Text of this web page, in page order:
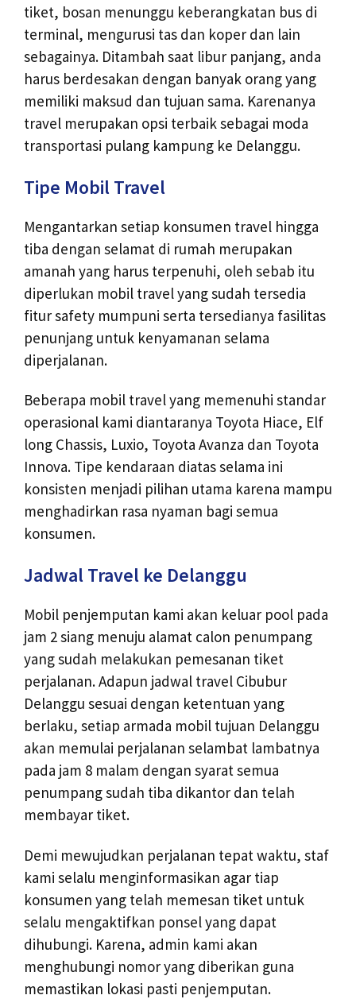
tiket, bosan menunggu keberangkatan bus di
terminal, mengurusi tas dan koper dan lain
sebagainya. Ditambah saat libur panjang, anda
harus berdesakan dengan banyak orang yang
memiliki maksud dan tujuan sama. Karenanya
travel merupakan opsi terbaik sebagai moda
transportasi pulang kampung ke Delanggu.
Tipe Mobil Travel
Mengantarkan setiap konsumen travel hingga
tiba dengan selamat di rumah merupakan
amanah yang harus terpenuhi, oleh sebab itu
diperlukan mobil travel yang sudah tersedia
fitur safety mumpuni serta tersedianya fasilitas
penunjang untuk kenyamanan selama
diperjalanan.
Beberapa mobil travel yang memenuhi standar
operasional kami diantaranya Toyota Hiace, Elf
long Chassis, Luxio, Toyota Avanza dan Toyota
Innova. Tipe kendaraan diatas selama ini
konsisten menjadi pilihan utama karena mampu
menghadirkan rasa nyaman bagi semua
konsumen.
Jadwal Travel ke Delanggu
Mobil penjemputan kami akan keluar pool pada
jam 2 siang menuju alamat calon penumpang
yang sudah melakukan pemesanan tiket
perjalanan. Adapun jadwal travel Cibubur
Delanggu sesuai dengan ketentuan yang
berlaku, setiap armada mobil tujuan Delanggu
akan memulai perjalanan selambat lambatnya
pada jam 8 malam dengan syarat semua
penumpang sudah tiba dikantor dan telah
membayar tiket.
Demi mewujudkan perjalanan tepat waktu, staf
kami selalu menginformasikan agar tiap
konsumen yang telah memesan tiket untuk
selalu mengaktifkan ponsel yang dapat
dihubungi. Karena, admin kami akan
menghubungi nomor yang diberikan guna
memastikan lokasi pasti penjemputan.